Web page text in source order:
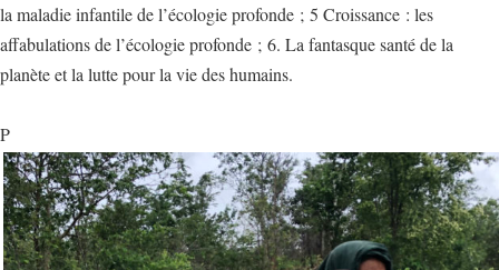
la maladie infantile de l’écologie profonde ; 5 Croissance : les
affabulations de l’écologie profonde ; 6. La fantasque santé de la
planète et la lutte pour la vie des humains.
P